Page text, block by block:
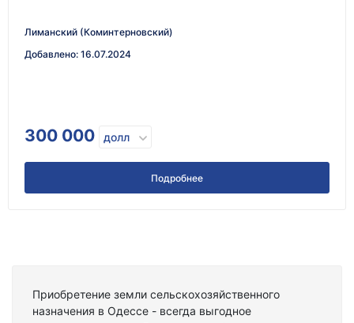
Лиманский (Коминтерновский)
Добавлено: 16.07.2024
300 000 долл
Подробнее
Приобретение земли сельскохозяйственного
назначения в Одессе - всегда выгодное